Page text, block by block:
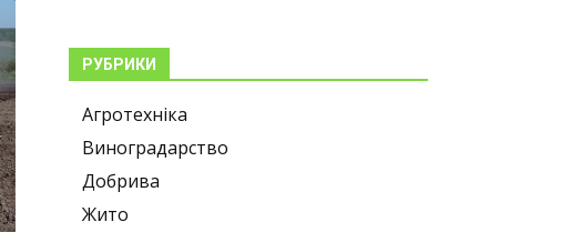
РУБРИКИ
Агротехніка
Виноградарство
Добрива
Жито